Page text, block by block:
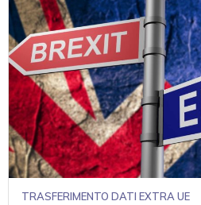
TRASFERIMENTO DATI EXTRA UE